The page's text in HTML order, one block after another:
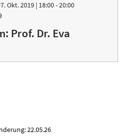
Okt. 2019 | 18:00 - 20:00
Prof. Dr. Eva
22.05.26